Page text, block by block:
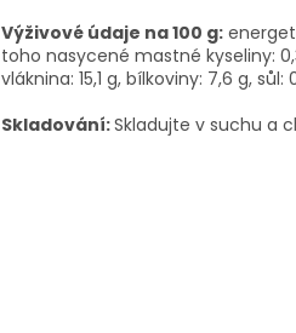
Výživové údaje na 100 g:
toho nasycené mastné kyseliny:
vláknina: 15,1 g, bílkoviny: 7,6 g, sůl:
Skladování:Skladujte v suchu a